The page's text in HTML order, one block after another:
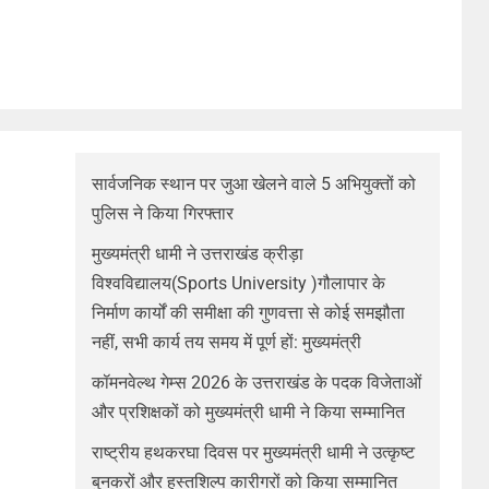
सार्वजनिक स्थान पर जुआ खेलने वाले 5 अभियुक्तों को
पुलिस ने किया गिरफ्तार
मुख्यमंत्री धामी ने उत्तराखंड क्रीड़ा
विश्वविद्यालय(Sports University )गौलापार के
निर्माण कार्यों की समीक्षा की गुणवत्ता से कोई समझौता
नहीं, सभी कार्य तय समय में पूर्ण हों: मुख्यमंत्री
कॉमनवेल्थ गेम्स 2026 के उत्तराखंड के पदक विजेताओं
और प्रशिक्षकों को मुख्यमंत्री धामी ने किया सम्मानित
राष्ट्रीय हथकरघा दिवस पर मुख्यमंत्री धामी ने उत्कृष्ट
बुनकरों और हस्तशिल्प कारीगरों को किया सम्मानित